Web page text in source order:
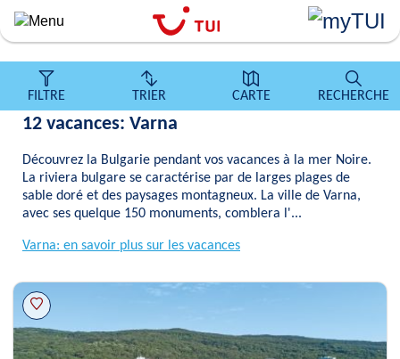
Aller
contenu
principal
FILTRE TRIER CARTE RECHERCHE
12 vacances: Varna
Découvrez la Bulgarie pendant vos vacances à la mer Noire.
La riviera bulgare se caractérise par de larges plages de
sable doré et des paysages montagneux. La ville de Varna,
avec ses quelque 150 monuments, comblera l'...
Varna: en savoir plus sur les vacances